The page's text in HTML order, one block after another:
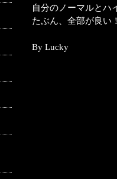
自分のノーマルとハ
たぶん、全部が良い
By Lucky